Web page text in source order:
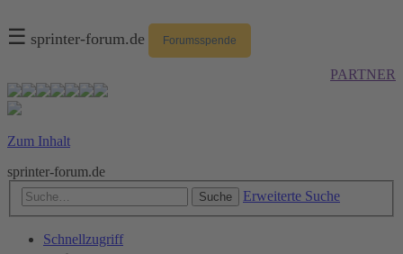
☰ sprinter-forum.de Forumsspende
PARTNER
Zum Inhalt
sprinter-forum.de
Suche Erweiterte Suche
Schnellzugriff